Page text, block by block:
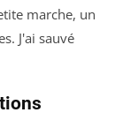
marche, un
J'ai sauvé